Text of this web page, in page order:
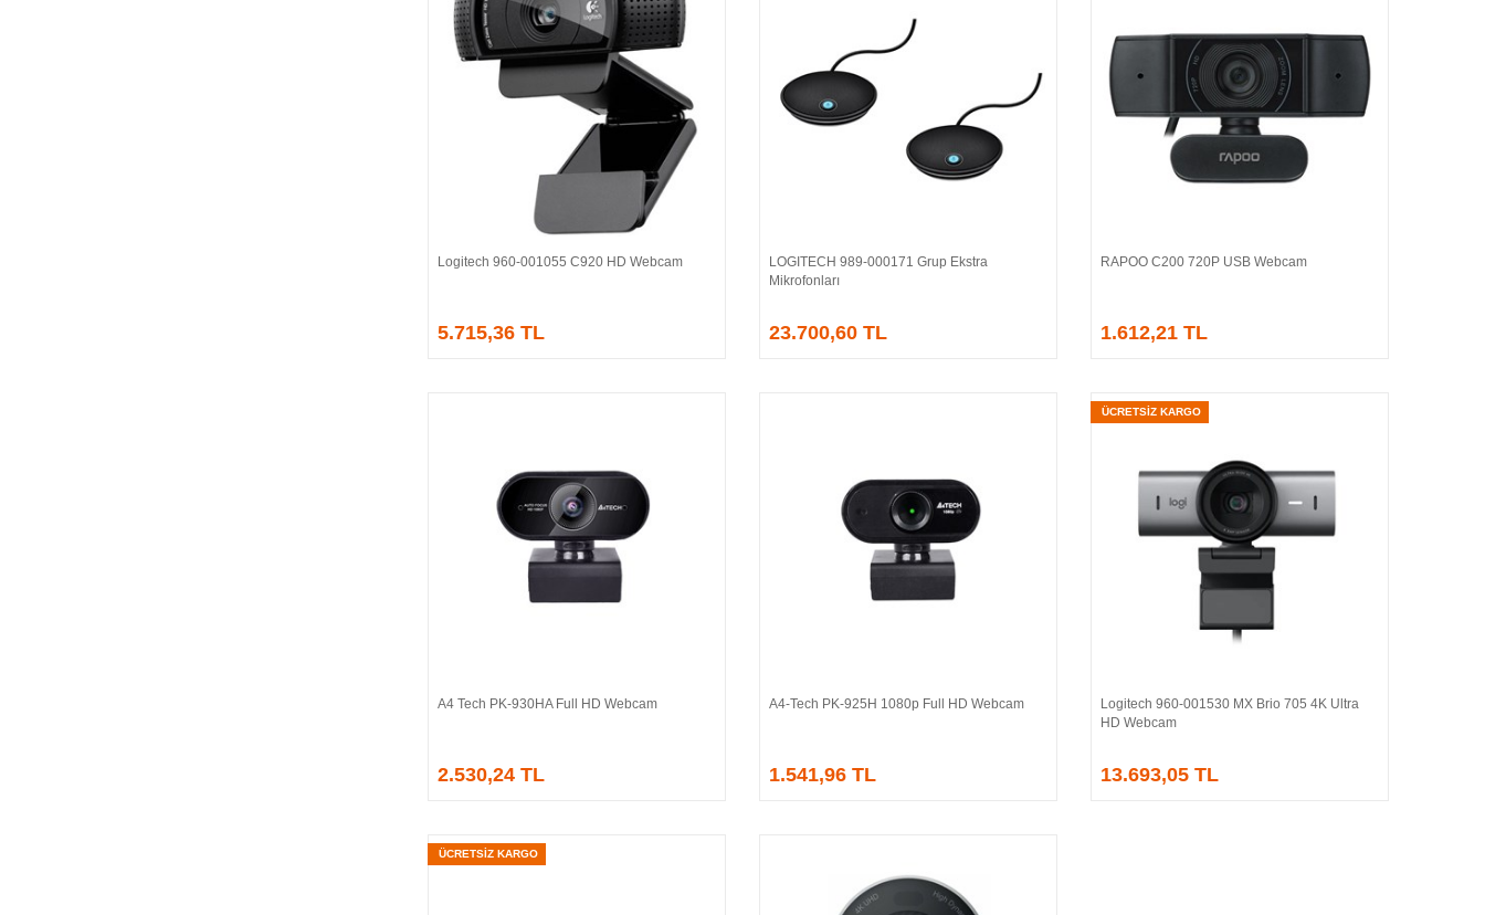
Sepete Ekle
Logitech 960-001055 C920 HD Webcam
5.715,36 TL
Sepete Ekle
LOGITECH 989-000171 Grup Ekstra
Mikrofonları
23.700,60 TL
Sepete Ekle
RAPOO C200 720P USB Webcam
1.612,21 TL
Sepete Ekle
A4 Tech PK-930HA Full HD Webcam
2.530,24 TL
Sepete Ekle
A4-Tech PK-925H 1080p Full HD Webcam
1.541,96 TL
Sepete Ekle
ÜCRETSİZ KARGO
Logitech 960-001530 MX Brio 705 4K Ultra
HD Webcam
13.693,05 TL
ÜCRETSİZ KARGO